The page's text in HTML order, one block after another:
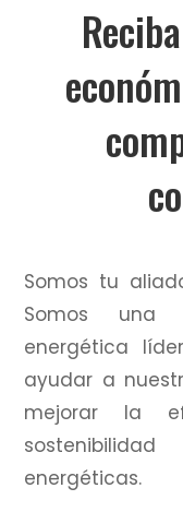
Somos tu
Somos una
energética
ayudar a
mejorar la
energéticas.